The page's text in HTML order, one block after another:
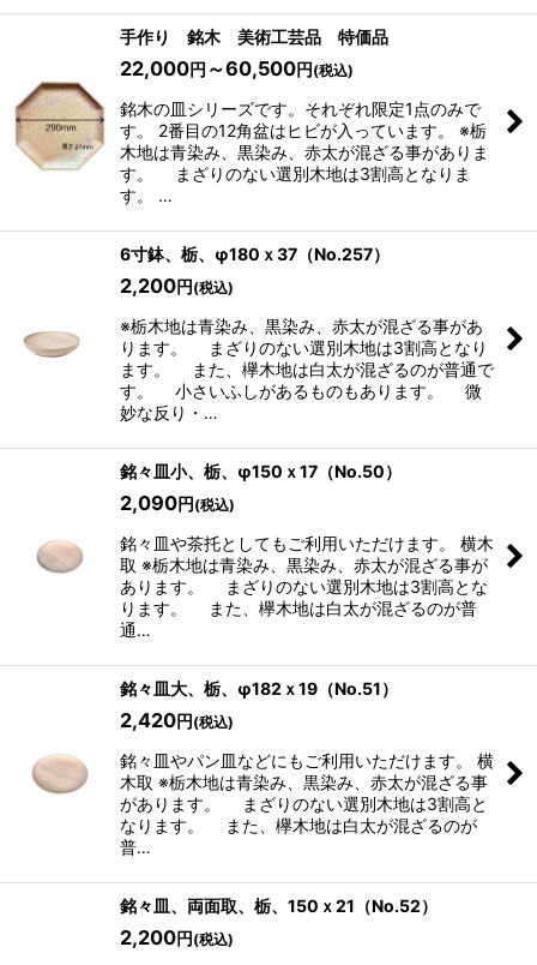
手作り 銘木 美術工芸品 特価品
22,000円 ～60,500円 (税込)
銘木の皿シリーズです。それぞれ限定1点のみで
す。 2番目の12角盆はヒビが入っています。 ※栃
木地は青染み、黒染み、赤太が混ざる事がありま
す。 まざりのない選別木地は3割高となりま
す。 …
6寸鉢、栃、φ180ｘ37（No.257）
2,200円 (税込)
※栃木地は青染み、黒染み、赤太が混ざる事があ
ります。 まざりのない選別木地は3割高となり
ます。 また、欅木地は白太が混ざるのが普通で
す。 小さいふしがあるものもあります。 微
妙な反り・…
銘々皿小、栃、φ150ｘ17（No.50）
2,090円 (税込)
銘々皿や茶托としてもご利用いただけます。 横木
取 ※栃木地は青染み、黒染み、赤太が混ざる事が
あります。 まざりのない選別木地は3割高とな
ります。 また、欅木地は白太が混ざるのが普
通…
銘々皿大、栃、φ182ｘ19（No.51）
2,420円 (税込)
銘々皿やパン皿などにもご利用いただけます。 横
木取 ※栃木地は青染み、黒染み、赤太が混ざる事
があります。 まざりのない選別木地は3割高と
なります。 また、欅木地は白太が混ざるのが
普…
銘々皿、両面取、栃、150ｘ21（No.52）
2,200円 (税込)